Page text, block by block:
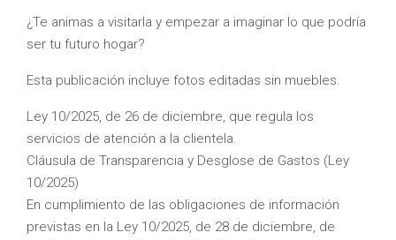
¿Te animas a visitarla y empezar a imaginar lo que podría
ser tu futuro hogar?
Esta publicación incluye fotos editadas sin muebles.
Ley 10/2025, de 26 de diciembre, que regula los
servicios de atención a la clientela.
Cláusula de Transparencia y Desglose de Gastos (Ley
10/2025)
En cumplimiento de las obligaciones de información
previstas en la Ley 10/2025, de 28 de diciembre, de